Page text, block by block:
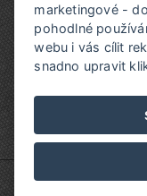
marketingové -
pohodlné
webu i vás cílit
snadno upravit